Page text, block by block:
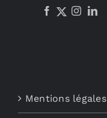
Mentions légales